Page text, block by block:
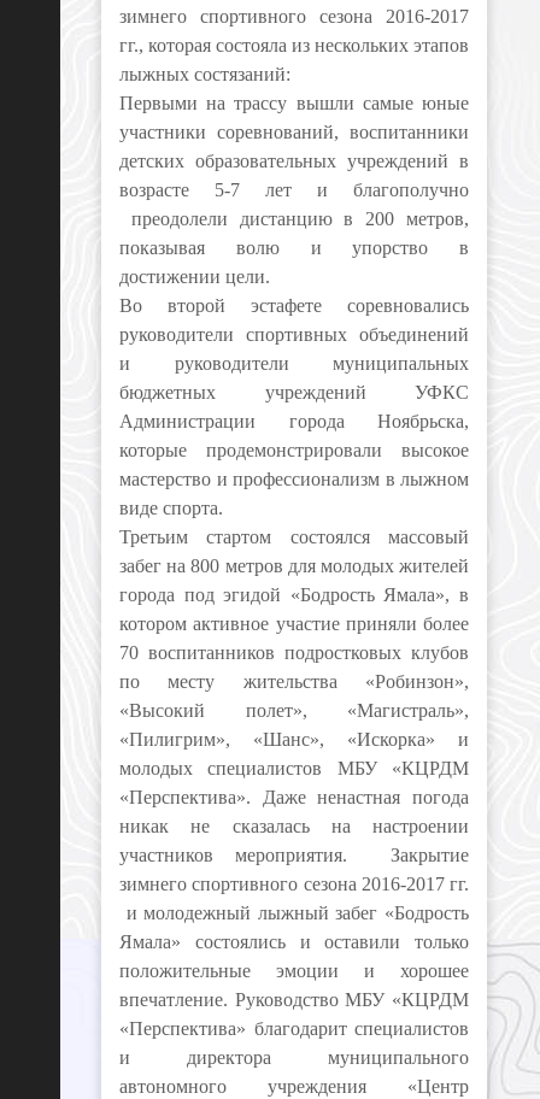
зимнего спортивного сезона 2016-2017
гг., которая состояла из нескольких этапов
лыжных состязаний:
Первыми на трассу вышли самые юные
участники соревнований, воспитанники
детских образовательных учреждений в
возрасте 5-7 лет и благополучно
преодолели дистанцию в 200 метров,
показывая волю и упорство в
достижении цели.
Во второй эстафете соревновались
руководители спортивных объединений
и руководители муниципальных
бюджетных учреждений УФКС
Администрации города Ноябрьска,
которые продемонстрировали высокое
мастерство и профессионализм в лыжном
виде спорта.
Третьим стартом состоялся массовый
забег на 800 метров для молодых жителей
города под эгидой «Бодрость Ямала», в
котором активное участие приняли более
70 воспитанников подростковых клубов
по месту жительства «Робинзон»,
«Высокий полет», «Магистраль»,
«Пилигрим», «Шанс», «Искорка» и
молодых специалистов МБУ «КЦРДМ
«Перспектива». Даже ненастная погода
никак не сказалась на настроении
участников мероприятия. Закрытие
зимнего спортивного сезона 2016-2017 гг.
и молодежный лыжный забег «Бодрость
Ямала» состоялись и оставили только
положительные эмоции и хорошее
впечатление. Руководство МБУ «КЦРДМ
«Перспектива» благодарит специалистов
и директора муниципального
автономного учреждения «Центр